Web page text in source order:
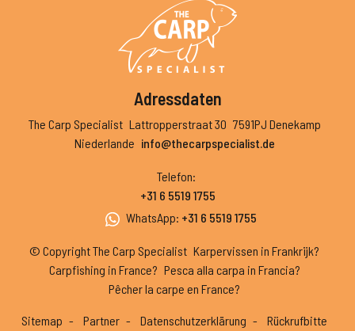
Adressdaten
The Carp Specialist Lattropperstraat 30 7591PJ Denekamp
Niederlande info@thecarpspecialist.de
Telefon:
+31 6 5519 1755
WhatsApp: +31 6 5519 1755
© Copyright The Carp Specialist Karpervissen in Frankrijk?
Carpfishing in France? Pesca alla carpa in Francia?
Pêcher la carpe en France?
Sitemap Partner Datenschutzerklärung
Rückrufbitte